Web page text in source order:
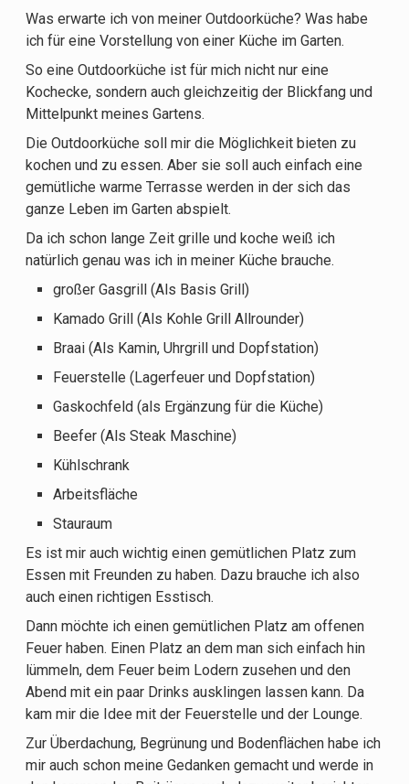
Was erwarte ich von meiner Outdoorküche? Was habe
ich für eine Vorstellung von einer Küche im Garten.
So eine Outdoorküche ist für mich nicht nur eine
Kochecke, sondern auch gleichzeitig der Blickfang und
Mittelpunkt meines Gartens.
Die Outdoorküche soll mir die Möglichkeit bieten zu
kochen und zu essen. Aber sie soll auch einfach eine
gemütliche warme Terrasse werden in der sich das
ganze Leben im Garten abspielt.
Da ich schon lange Zeit grille und koche weiß ich
natürlich genau was ich in meiner Küche brauche.
großer Gasgrill (Als Basis Grill)
Kamado Grill (Als Kohle Grill Allrounder)
Braai (Als Kamin, Uhrgrill und Dopfstation)
Feuerstelle (Lagerfeuer und Dopfstation)
Gaskochfeld (als Ergänzung für die Küche)
Beefer (Als Steak Maschine)
Kühlschrank
Arbeitsfläche
Stauraum
Es ist mir auch wichtig einen gemütlichen Platz zum
Essen mit Freunden zu haben. Dazu brauche ich also
auch einen richtigen Esstisch.
Dann möchte ich einen gemütlichen Platz am offenen
Feuer haben. Einen Platz an dem man sich einfach hin
lümmeln, dem Feuer beim Lodern zusehen und den
Abend mit ein paar Drinks ausklingen lassen kann. Da
kam mir die Idee mit der Feuerstelle und der Lounge.
Zur Überdachung, Begrünung und Bodenflächen habe ich
mir auch schon meine Gedanken gemacht und werde in